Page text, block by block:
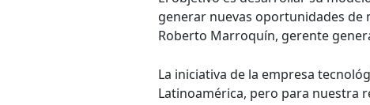
generar nuevas oportunidades de
Roberto Marroquín, gerente
La iniciativa de la empresa
Latinoamérica, pero para nuestra